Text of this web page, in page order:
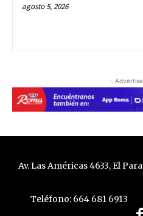
agosto 5, 2026
-
Av. Las Américas 4633, El
Teléfono: 664 681 6913